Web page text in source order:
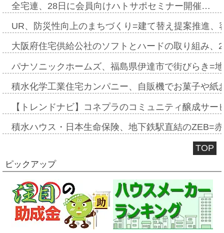
全宅連、28日に会員向けハトサポセミナー開催…
UR、防災性向上のまちづくり=建て替え提案推進
大阪府住宅供給公社のソフトとハードの取り組み
パナソニックホームズ、福島県伊達市で街びらき=
積水化学工業住宅カンパニー、自販機でお菓子や
【トレンドナビ】コネプラのコミュニティ醸成サ
積水ハウス・日本生命保険、地下鉄駅直結のZEB=
TOP
ピックアップ